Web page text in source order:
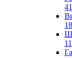
41
11